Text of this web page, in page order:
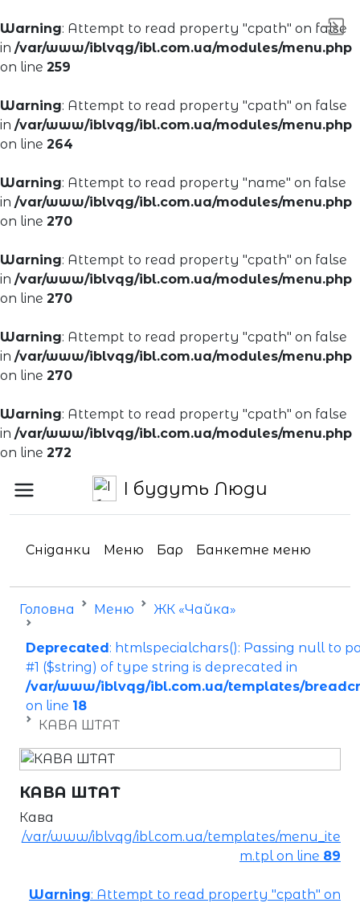
Warning: Attempt to read property "cpath" on false
in /var/www/iblvqg/ibl.com.ua/modules/menu.php
on line 259
Warning: Attempt to read property "cpath" on false
in /var/www/iblvqg/ibl.com.ua/modules/menu.php
on line 264
Warning: Attempt to read property "name" on false
in /var/www/iblvqg/ibl.com.ua/modules/menu.php
on line 270
Warning: Attempt to read property "cpath" on false
in /var/www/iblvqg/ibl.com.ua/modules/menu.php
on line 270
Warning: Attempt to read property "cpath" on false
in /var/www/iblvqg/ibl.com.ua/modules/menu.php
on line 270
Warning: Attempt to read property "cpath" on false
in /var/www/iblvqg/ibl.com.ua/modules/menu.php
on line 272
І будуть Люди
Сніданки Меню Бар Банкетне меню
Головна Меню ЖК «Чайка»
Deprecated: htmlspecialchars(): Passing null to
#1 ($string) of type string is deprecated in
/var/www/iblvqg/ibl.com.ua/templates/
on line 18
КАВА ШТАТ
КАВА ШТАТ
Кава
/var/www/iblvqg/ibl.com.ua/templates/menu_ite
m.tpl on line 89
Warning: Attempt to read property "cpath" on